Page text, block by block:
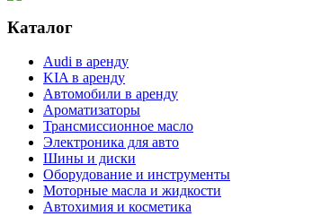
Каталог
Audi в аренду
KIA в аренду
Автомобили в аренду
Ароматизаторы
Трансмиссионное масло
Электроника для авто
Шины и диски
Оборудование и инструменты
Моторные масла и жидкости
Автохимия и косметика